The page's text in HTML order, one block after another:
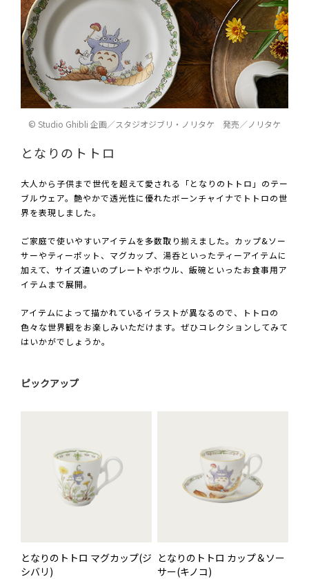
© Studio Ghibli 企画／スタジオジブリ・ノリタケ 発売／ノリタケ
となりのトトロ
大人から子供まで世代を超えて愛される「となりのトトロ」のテー
ブルウェア。艶やかで透光性に優れたボーンチャイナでトトロの世
界を表現しました。
ご家庭で使いやすいアイテムを多数取り揃えました。カップ&ソー
サーやティーポット、マグカップ、湯呑といったティーアイテムに
加えて、サイズ違いのプレートやボウル、飯碗といったお食事用ア
イテムまで展開。
アイテムによって描かれているイラストが異なるので、トトロの
色々な世界観をお楽しみいただけます。ぜひコレクションしてみて
はいかがでしょうか。
ピックアップ
となりのトトロ マグカップ(ジ
シバリ)
となりのトトロ カップ＆ソー
サー(キノコ)